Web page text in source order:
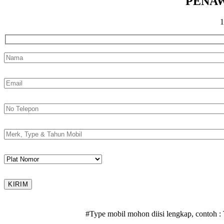
#Type mobil mohon diisi lengkap, contoh